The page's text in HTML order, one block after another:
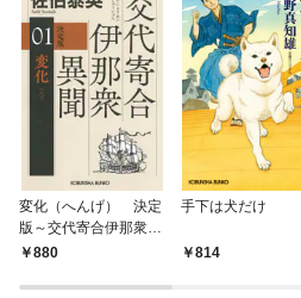
変化（へんげ） 決定
版～交代寄合伊那衆異
聞（1）～
880
手下は犬だけ
814